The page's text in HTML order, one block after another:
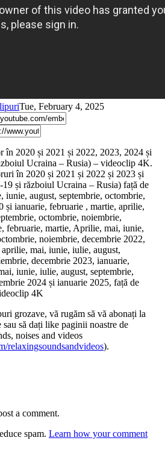
Tue, February 4, 2025
în 2020 și 2021 și 2022, 2023, 2024 și
Ucraina – Rusia) – videoclip 4K.
în 2020 și 2021 și 2022 și 2023 și
și războiul Ucraina – Rusia) față de
iunie, august, septembrie, octombrie,
și ianuarie, februarie , martie, aprilie,
octombrie, noiembrie,
februarie, martie, Aprilie, mai, iunie,
noiembrie, decembrie 2022,
mai, iunie, iulie, august,
decembrie 2023, ianuarie,
iunie, iulie, august, septembrie,
2024 și ianuarie 2025, față de
4K
grozave, vă rugăm să vă abonați la
să dați like paginii noastre de
noises and videos
relaxingsoundsandvideos).
a comment.
spam. Learn how your comment